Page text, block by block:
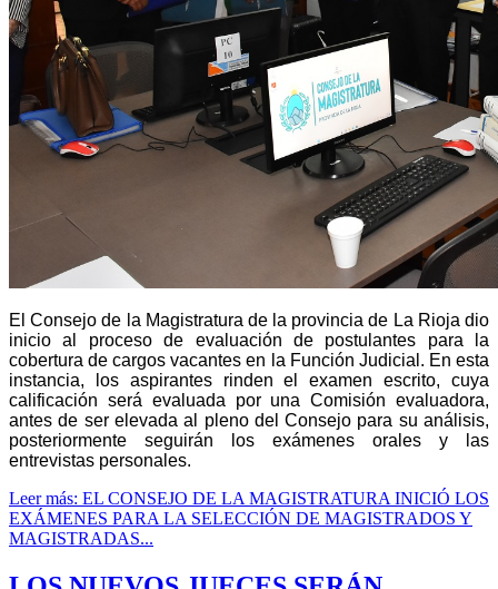
El Consejo de la Magistratura de la provincia de La Rioja dio
inicio al proceso de evaluación de postulantes para la
cobertura de cargos vacantes en la Función Judicial. En esta
instancia, los aspirantes rinden el examen escrito, cuya
calificación será evaluada por una Comisión evaluadora,
antes de ser elevada al pleno del Consejo para su análisis,
posteriormente seguirán los exámenes orales y las
entrevistas personales.
Leer más: EL CONSEJO DE LA MAGISTRATURA INICIÓ LOS
EXÁMENES PARA LA SELECCIÓN DE MAGISTRADOS Y
MAGISTRADAS...